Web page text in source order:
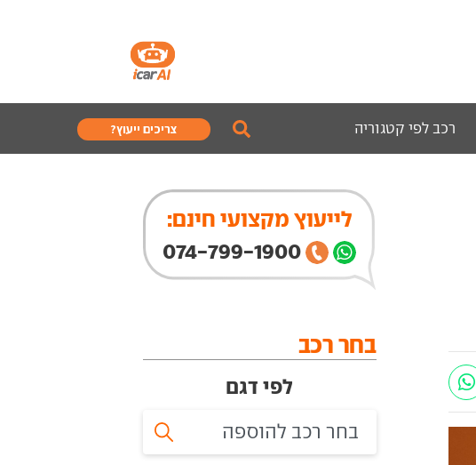
רכב לפי קטגוריה צריכים ייעוץ?
לייעוץ מקצועי חינם:
074-799-1900
בחר רכב
לפי דגם